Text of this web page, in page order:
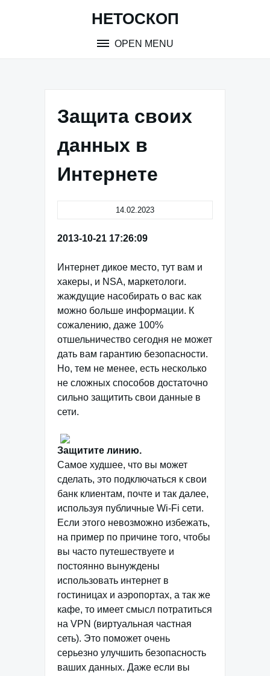
НЕТОСКОП
OPEN MENU
Защита своих
данных в
Интернете
14.02.2023
2013-10-21 17:26:09
Интернет дикое место, тут вам и
хакеры, и NSA, маркетологи.
жаждущие насобирать о вас как
можно больше информации. К
сожалению, даже 100%
отшельничество сегодня не может
дать вам гарантию безопасности.
Но, тем не менее, есть несколько
не сложных способов достаточно
сильно защитить свои данные в
сети.
Защитите линию.
Самое худшее, что вы может
сделать, это подключаться к свои
банк клиентам, почте и так далее,
используя публичные Wi-Fi сети.
Если этого невозможно избежать,
на пример по причине того, чтобы
вы часто путешествуете и
постоянно вынуждены
использовать интернет в
гостиницах и аэропортах, а так же
кафе, то имеет смысл потратиться
на VPN (виртуальная частная
сеть). Это поможет очень
серьезно улучшить безопасность
ваших данных. Даже если вы